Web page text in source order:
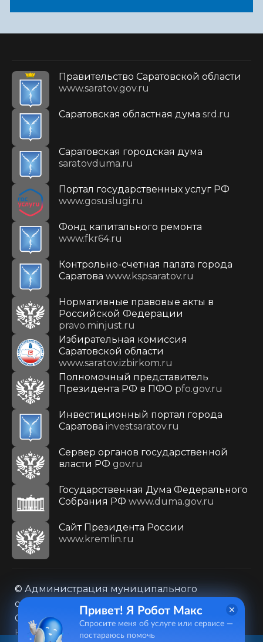
Правительство Саратовской области
www.saratov.gov.ru
Саратовская областная дума srd.ru
Саратовская городская дума
saratovduma.ru
Портал государственных услуг РФ
www.gosuslugi.ru
Фонд капитального ремонта
www.fkr64.ru
Контрольно-счетная палата города
Саратова www.kspsaratov.ru
Нормативные правовые акты в
Российской Федерации
pravo.minjust.ru
Избирательная комиссия
Саратовской области
www.saratov.izbirkom.ru
Полномочный представитель
Президента РФ в ПФО pfo.gov.ru
Инвестиционный портал города
Саратова investsaratov.ru
Сервер органов государственной
власти РФ gov.ru
Государственная Дума Федерального
Собрания РФ www.duma.gov.ru
Cайт Президента России
www.kremlin.ru
© Администрация муниципального
образования городского округа «Город
Саратов»
Контакты
Карта сайта
Привет! Я Робот Макс
Спросите меня об услуге или сервисе —
постараюсь помочь